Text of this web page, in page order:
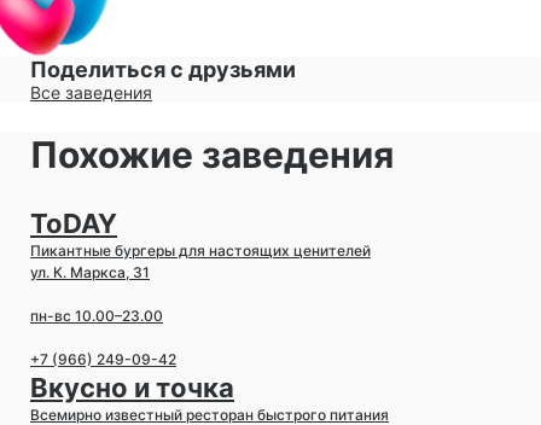
Поделиться с друзьями
Все заведения
Похожие заведения
ToDAY
Пикантные бургеры для настоящих ценителей
ул. К. Маркса, 31
пн-вс 10.00–23.00
+7 (966) 249-09-42
Вкусно и точка
Всемирно известный ресторан быстрого питания